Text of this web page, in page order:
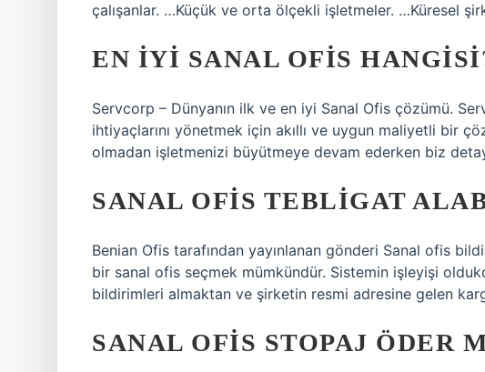
çalışanlar. …Küçük ve orta ölçekli işletmeler. …Küresel
EN IYI SANAL OFIS
Servcorp – Dünyanın ilk ve en iyi Sanal Ofis çözümü.
ihtiyaçlarını yönetmek için akıllı ve uygun maliyetli bir
olmadan işletmenizi büyütmeye devam ederken biz
SANAL OFIS TEBLIGAT
Benian Ofis tarafından yayınlanan gönderi Sanal ofis
bir sanal ofis seçmek mümkündür. Sistemin işleyişi
bildirimleri almaktan ve şirketin resmi adresine gelen
SANAL OFIS STOPAJ ÖDER